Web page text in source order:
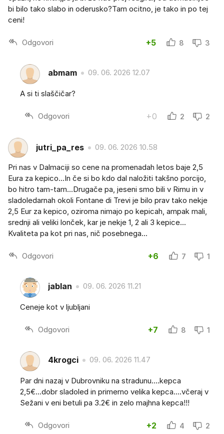
bi bilo tako slabo in oderusko?Tam ocitno, je tako in po tej
ceni!
Odgovori +5 8 3
abmam 09. 06. 2026 12.07
A si ti slaščičar?
Odgovori +0 2 2
jutri_pa_res 09. 06. 2026 10.58
Pri nas v Dalmaciji so cene na promenadah letos baje 2,5
Eura za kepico...In če si bo kdo dal naložiti takšno porcijo,
bo hitro tam-tam...Drugače pa, jeseni smo bili v Rimu in v
sladoledarnah okoli Fontane di Trevi je bilo prav tako nekje
2,5 Eur za kepico, oziroma nimajo po kepicah, ampak mali,
srednji ali veliki lonček, kar je nekje 1, 2 ali 3 kepice...
Kvaliteta pa kot pri nas, nič posebnega...
Odgovori +6 7 1
jablan 09. 06. 2026 11.21
Ceneje kot v ljubljani
Odgovori +7 8 1
4krogci 09. 06. 2026 11.47
Par dni nazaj v Dubrovniku na stradunu....kepca
2,5€...dobr sladoled in primerno velika kepca....včeraj v
Sežani v eni betuli pa 3.2€ in zelo majhna kepca!!!
Odgovori +2 4 2